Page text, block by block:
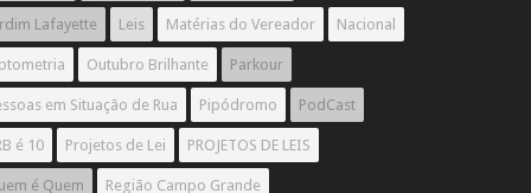
Lafayette Leis Matérias do Vereador Nacional
Outubro Brilhante Parkour
em Situação de Rua Pipódromo PodCast
é 10 Projetos de Lei PROJETOS DE LEIS
é Quem Região Campo Grande